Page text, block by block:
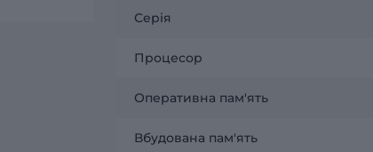
Серія
Процесор
Оперативна пам'ять
Вбудована пам'ять